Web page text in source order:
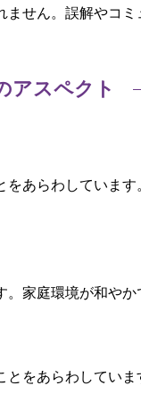
せん。誤解やコ
アスペクト
あらわしていま
家庭環境が和やか
をあらわしてい